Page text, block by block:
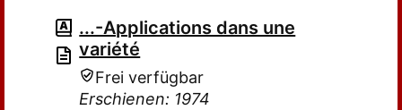
...-Applications dans une
variété
Frei verfügbar
Erschienen: 1974